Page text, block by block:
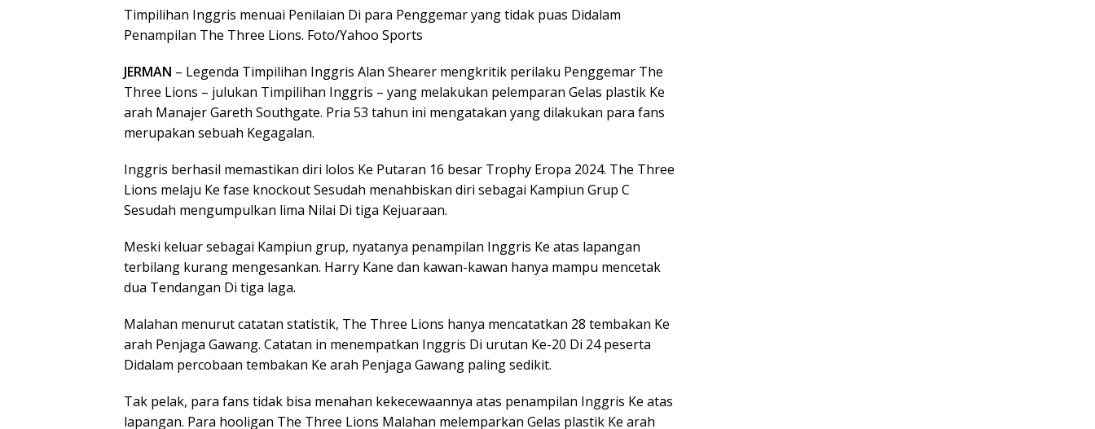
Timpilihan Inggris menuai Penilaian Di para Penggemar yang tidak puas Didalam
Penampilan The Three Lions. Foto/Yahoo Sports
JERMAN – Legenda Timpilihan Inggris Alan Shearer mengkritik perilaku Penggemar The
Three Lions – julukan Timpilihan Inggris – yang melakukan pelemparan Gelas plastik Ke
arah Manajer Gareth Southgate. Pria 53 tahun ini mengatakan yang dilakukan para fans
merupakan sebuah Kegagalan.
Inggris berhasil memastikan diri lolos Ke Putaran 16 besar Trophy Eropa 2024. The Three
Lions melaju Ke fase knockout Sesudah menahbiskan diri sebagai Kampiun Grup C
Sesudah mengumpulkan lima Nilai Di tiga Kejuaraan.
Meski keluar sebagai Kampiun grup, nyatanya penampilan Inggris Ke atas lapangan
terbilang kurang mengesankan. Harry Kane dan kawan-kawan hanya mampu mencetak
dua Tendangan Di tiga laga.
Malahan menurut catatan statistik, The Three Lions hanya mencatatkan 28 tembakan Ke
arah Penjaga Gawang. Catatan in menempatkan Inggris Di urutan Ke-20 Di 24 peserta
Didalam percobaan tembakan Ke arah Penjaga Gawang paling sedikit.
Tak pelak, para fans tidak bisa menahan kekecewaannya atas penampilan Inggris Ke atas
lapangan. Para hooligan The Three Lions Malahan melemparkan Gelas plastik Ke arah